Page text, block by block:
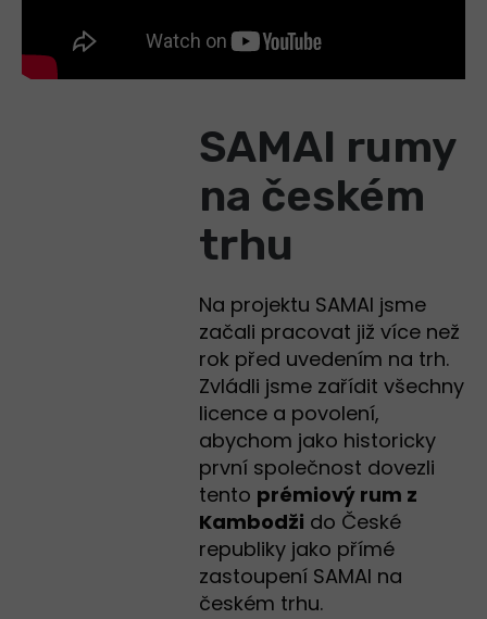
SAMAI rumy
na českém
trhu
Na projektu SAMAI jsme
začali pracovat již více než
rok před uvedením na trh.
Zvládli jsme zařídit všechny
licence a povolení,
abychom jako historicky
první společnost dovezli
tento prémiový rum z
Kambodži do České
republiky jako přímé
zastoupení SAMAI na
českém trhu.